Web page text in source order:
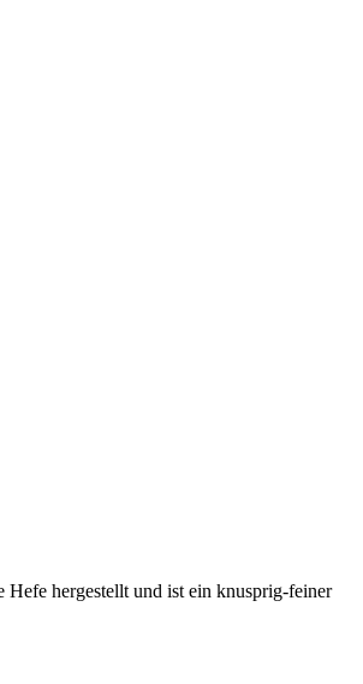
Hefe hergestellt und ist ein knusprig-feiner